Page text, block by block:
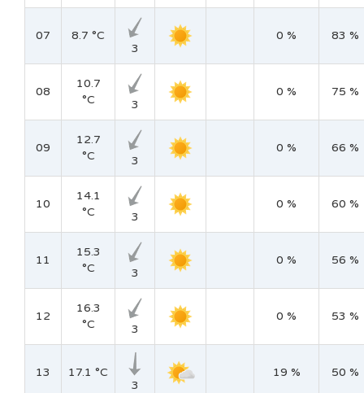
07
8.7 °C
3
0 % 83 %
08
10.7
°C
3
0 % 75 %
09
12.7
°C
3
0 % 66 %
10
14.1
°C
3
0 % 60 %
11
15.3
°C
3
0 % 56 %
12
16.3
°C
3
0 % 53 %
13
17.1 °C
3
19 % 50 %